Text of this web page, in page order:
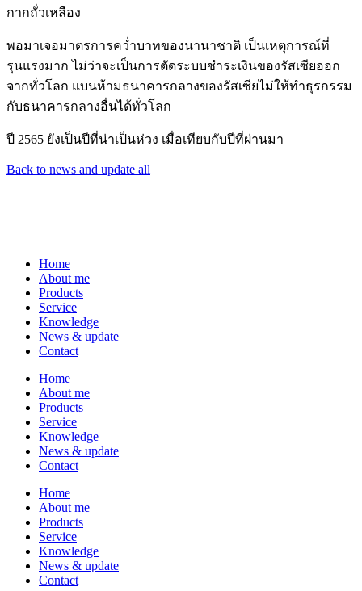
กากถั่วเหลือง
พอมาเจอมาตรการคว่ำบาทของนานาชาติ เป็นเหตุการณ์ที่
รุนแรงมาก ไม่ว่าจะเป็นการตัดระบบชำระเงินของรัสเซียออก
จากทั่วโลก แบนห้ามธนาคารกลางของรัสเซียไม่ให้ทำธุรกรรม
กับธนาคารกลางอื่นได้ทั่วโลก
ปี 2565 ยังเป็นปีที่น่าเป็นห่วง เมื่อเทียบกับปีที่ผ่านมา
Back to news and update all
Home
About me
Products
Service
Knowledge
News & update
Contact
Home
About me
Products
Service
Knowledge
News & update
Contact
Home
About me
Products
Service
Knowledge
News & update
Contact